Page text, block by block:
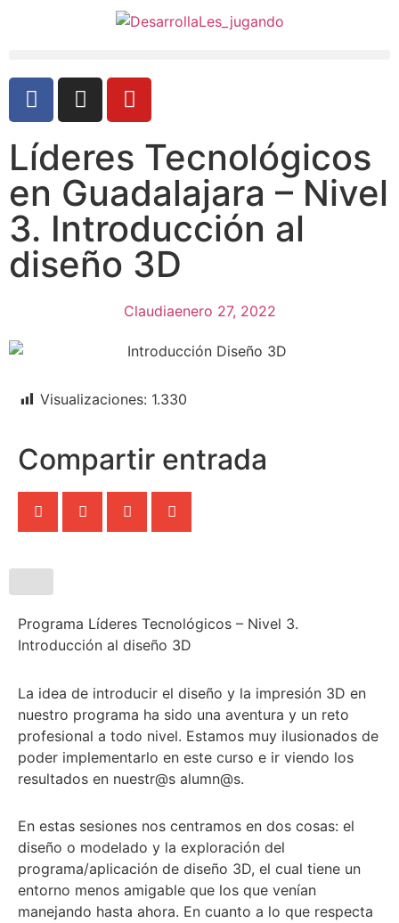
Líderes Tecnológicos
en Guadalajara – Nivel
3. Introducción al
diseño 3D
Claudiaenero 27, 2022
Visualizaciones: 1.330
Compartir entrada
Programa Líderes Tecnológicos – Nivel 3.
Introducción al diseño 3D
La idea de introducir el diseño y la impresión 3D en
nuestro programa ha sido una aventura y un reto
profesional a todo nivel. Estamos muy ilusionados de
poder implementarlo en este curso e ir viendo los
resultados en nuestr@s alumn@s.
En estas sesiones nos centramos en dos cosas: el
diseño o modelado y la exploración del
programa/aplicación de diseño 3D, el cual tiene un
entorno menos amigable que los que venían
manejando hasta ahora. En cuanto a lo que respecta